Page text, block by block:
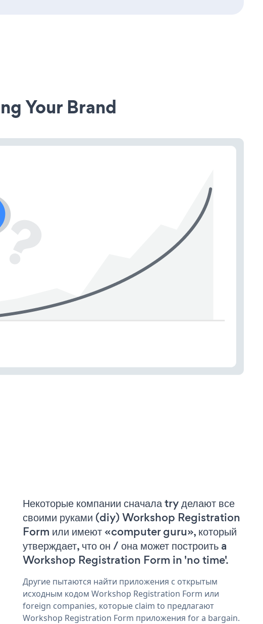
Your Brand
Некоторые компании сначала try делают все
своими руками (diy) Workshop Registration
Form или имеют «computer guru», который
утверждает, что он / она может построить a
Workshop Registration Form in 'no time'.
Другие пытаются найти приложения с открытым
исходным кодом Workshop Registration Form или
foreign companies, которые claim to предлагают
Workshop Registration Form приложения for a bargain.